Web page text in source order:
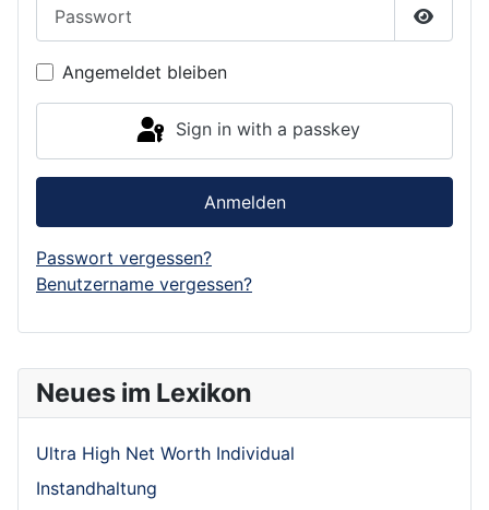
Neues im Lexikon
Ultra High Net Worth Individual
Instandhaltung
Show
Angemeldet bleiben
Sign in with a passkey
Anmelden
Passwort vergessen?
Benutzername vergessen?